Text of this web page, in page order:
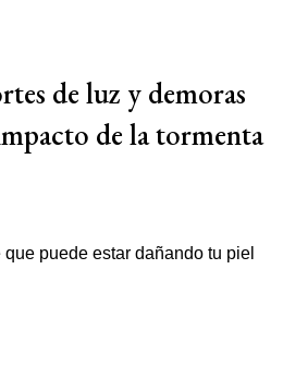
de luz y demoras
de la tormenta